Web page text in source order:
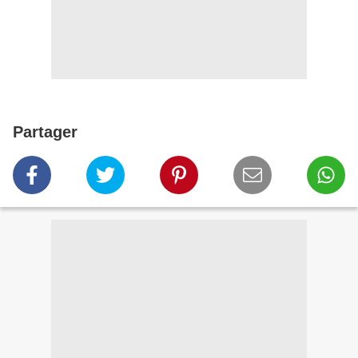
Partager